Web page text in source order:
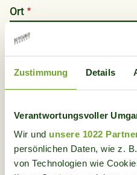
Zustimmung Details
Verantwortungsvoller
Wir und unsere 1022
persönlichen Daten, wie z.
von Technologien wie
Ort
Land
Kind anmelden